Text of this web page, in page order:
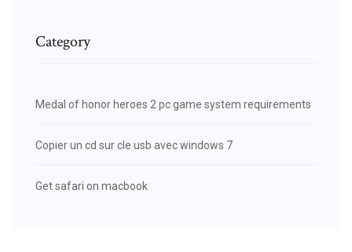
Category
Medal of honor heroes 2 pc game system requirements
Copier un cd sur cle usb avec windows 7
Get safari on macbook